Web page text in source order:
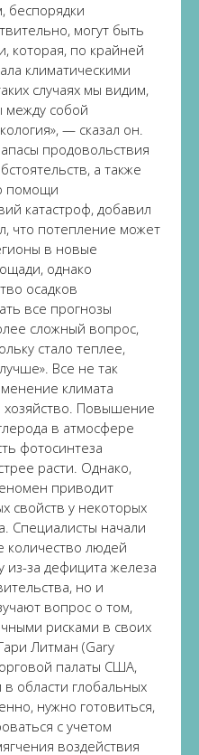
беспорядки
могут быть
которая, по крайней
климатическими
случаях мы видим,
между собой
— сказал он.
продовольствия
а также
помощи
катастроф, добавил
что потепление может
в новые
однако
осадков
все прогнозы
сложный вопрос,
стало теплее,
Все не так
климата
хозяйство. Повышение
в атмосфере
фотосинтеза
расти. Однако,
приводит
свойств у некоторых
Специалисты начали
количество людей
из-за дефицита железа
но и
вопрос о том,
рисками в своих
Литман (Gary
палаты США,
области глобальных
нужно готовиться,
с учетом
воздействия